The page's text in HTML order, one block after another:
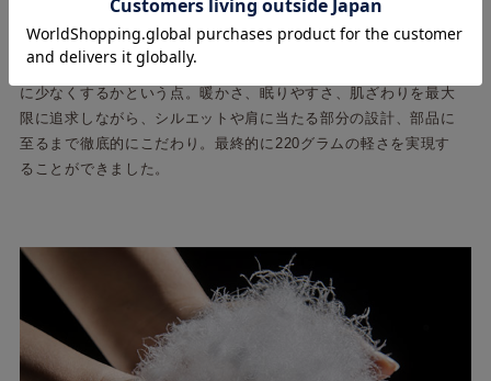
肩当ての企画段階から特に重視していたのが、肩への負担をいか
に少なくするかという点。暖かさ、眠りやすさ、肌ざわりを最大
限に追求しながら、シルエットや肩に当たる部分の設計、部品に
至るまで徹底的にこだわり。最終的に220グラムの軽さを実現す
ることができました。